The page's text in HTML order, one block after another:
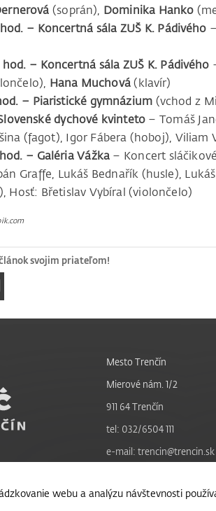
(soprán), Dominika Hanko
– Koncertná sála ZUŠ K. Pádivého
hod. – Koncertná sála ZUŠ K. Pádivého
Hana Muchová(klavír)
– Piaristické gymnázium (vchod z
dychové kvinteto – Tomáš
(fagot), Igor Fábera (hoboj), Viliam
– Galéria Vážka – Koncert
Graffe, Lukáš Bednařík (husle),
Hosť: Břetislav Vybíral (violončelo)
svojim priateľom!
webu a analýzu návštevnosti
Mesto Trenčín
Mierové nám. 1/2
911 64 Trenčín
tel: 032/6504 111
e-mail: trencin@trencin.sk